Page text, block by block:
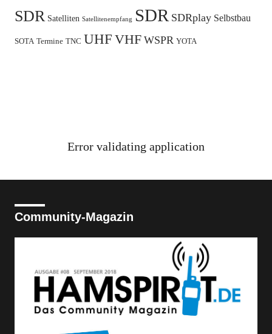
SDR Satelliten Satellitenempfang SDR SDRplay Selbstbau
SOTA Termine TNC UHF VHF WSPR YOTA
Error validating application
Community-Magazin